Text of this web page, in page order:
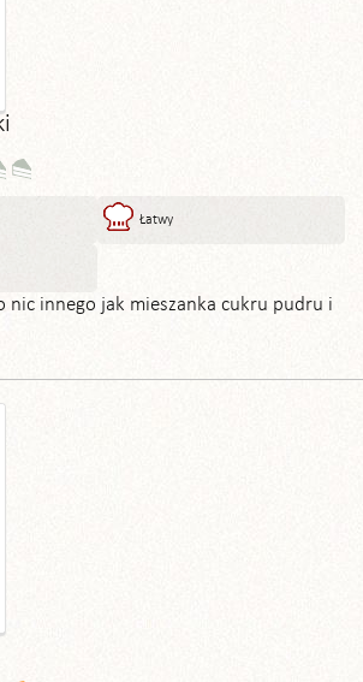
Łatwy
nic innego jak mieszanka cukru pudru i